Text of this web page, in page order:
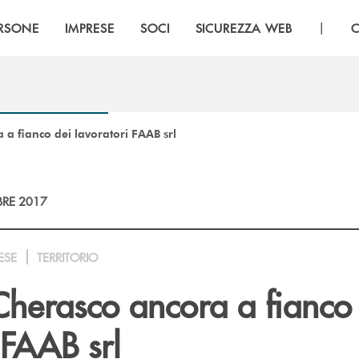
IMPRESE SOCI SICUREZZA WEB |
a fianco dei lavoratori FAAB srl
2017
TERRITORIO
ancora a
srl